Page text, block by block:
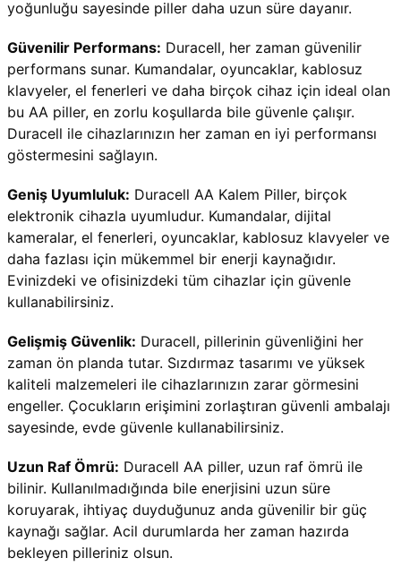
yoğunluğu sayesinde piller daha uzun süre dayanır.
Güvenilir Performans: Duracell, her zaman güvenilir
performans sunar. Kumandalar, oyuncaklar, kablosuz
klavyeler, el fenerleri ve daha birçok cihaz için ideal olan
bu AA piller, en zorlu koşullarda bile güvenle çalışır.
Duracell ile cihazlarınızın her zaman en iyi performansı
göstermesini sağlayın.
Geniş Uyumluluk: Duracell AA Kalem Piller, birçok
elektronik cihazla uyumludur. Kumandalar, dijital
kameralar, el fenerleri, oyuncaklar, kablosuz klavyeler ve
daha fazlası için mükemmel bir enerji kaynağıdır.
Evinizdeki ve ofisinizdeki tüm cihazlar için güvenle
kullanabilirsiniz.
Gelişmiş Güvenlik: Duracell, pillerinin güvenliğini her
zaman ön planda tutar. Sızdırmaz tasarımı ve yüksek
kaliteli malzemeleri ile cihazlarınızın zarar görmesini
engeller. Çocukların erişimini zorlaştıran güvenli ambalajı
sayesinde, evde güvenle kullanabilirsiniz.
Uzun Raf Ömrü: Duracell AA piller, uzun raf ömrü ile
bilinir. Kullanılmadığında bile enerjisini uzun süre
koruyarak, ihtiyaç duyduğunuz anda güvenilir bir güç
kaynağı sağlar. Acil durumlarda her zaman hazırda
bekleyen pilleriniz olsun.